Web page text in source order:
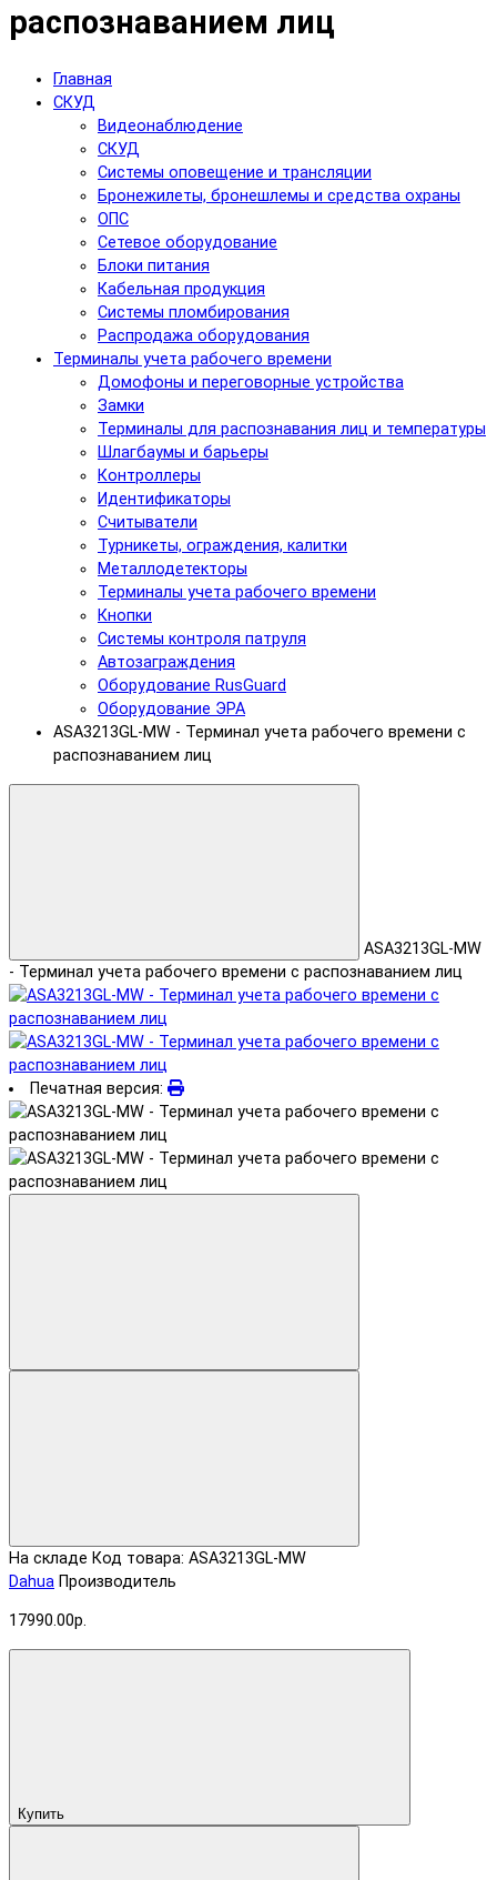
распознаванием лиц
Главная
СКУД
Видеонаблюдение
СКУД
Системы оповещение и трансляции
Бронежилеты, бронешлемы и средства охраны
ОПС
Сетевое оборудование
Блоки питания
Кабельная продукция
Системы пломбирования
Распродажа оборудования
Терминалы учета рабочего времени
Домофоны и переговорные устройства
Замки
Терминалы для распознавания лиц и температуры
Шлагбаумы и барьеры
Контроллеры
Идентификаторы
Считыватели
Турникеты, ограждения, калитки
Металлодетекторы
Терминалы учета рабочего времени
Кнопки
Системы контроля патруля
Автозаграждения
Оборудование RusGuard
Оборудование ЭРА
ASA3213GL-MW - Терминал учета рабочего времени с
распознаванием лиц
ASA3213GL-MW
- Терминал учета рабочего времени с распознаванием лиц
Печатная версия:
На складе Код товара: ASA3213GL-MW
Dahua Производитель
17990.00р.
Купить